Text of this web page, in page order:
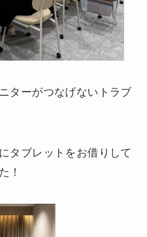
ターがつなげないトラブ
タブレットをお借りして
！